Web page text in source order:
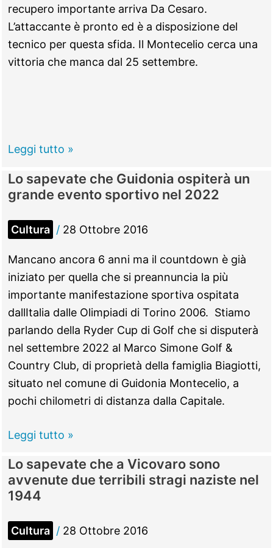
recupero importante arriva Da Cesaro.
L’attaccante è pronto ed è a disposizione del
tecnico per questa sfida. Il Montecelio cerca una
vittoria che manca dal 25 settembre.
Le
dai
campi
di
calcio
Leggi tutto »
Lo sapevate che Guidonia ospiterà un
grande evento sportivo nel 2022
Cultura / 28 Ottobre 2016
Mancano ancora 6 anni ma il countdown è già
iniziato per quella che si preannuncia la più
importante manifestazione sportiva ospitata
dallItalia dalle Olimpiadi di Torino 2006. Stiamo
parlando della Ryder Cup di Golf che si disputerà
nel settembre 2022 al Marco Simone Golf &
Country Club, di proprietà della famiglia Biagiotti,
situato nel comune di Guidonia Montecelio, a
pochi chilometri di distanza dalla Capitale.
Lo
che
Guidonia
ospiterà
un
grande
Leggi tutto »
Lo sapevate che a Vicovaro sono
avvenute due terribili stragi naziste nel
1944
Cultura / 28 Ottobre 2016